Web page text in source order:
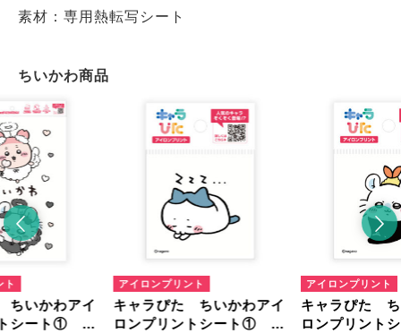
素材：専用熱転写シート
ちいかわ商品
ト
いかわアイ
トシート① A
アイロンプリント
キャラぴた ちいかわアイ
ロンプリントシート① ミ
アイロンプリント
キャラぴた
ロンプリン